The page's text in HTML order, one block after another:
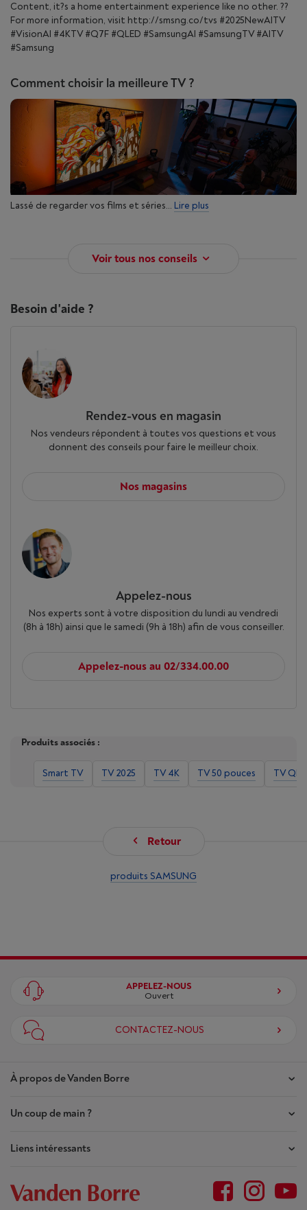
Content, it?s a home entertainment experience like no other. ??
For more information, visit http://smsng.co/tvs #2025NewAITV
#VisionAI #4KTV #Q7F #QLED #SamsungAI #SamsungTV #AITV
#Samsung
Comment choisir la meilleure TV ?
Lassé de regarder vos films et séries... Lire plus
Voir tous nos conseils
Besoin d'aide ?
Rendez-vous en magasin
Nos vendeurs répondent à toutes vos questions et vous
donnent des conseils pour faire le meilleur choix.
Nos magasins
Appelez-nous
Nos experts sont à votre disposition du lundi au vendredi
(8h à 18h) ainsi que le samedi (9h à 18h) afin de vous conseiller.
Appelez-nous au 02/334.00.00
Produits associés :
Smart TV TV 2025 TV 4K TV 50 pouces TV
Retour
produits SAMSUNG
À propos de Vanden Borre
Nos magasins
Contrat de Confiance
Plan du site
Un coup de main ?
Mes commandes
Demande de réparation
Liens intéressants
Outlet
APPELEZ-NOUS
Ouvert
CONTACTEZ-NOUS